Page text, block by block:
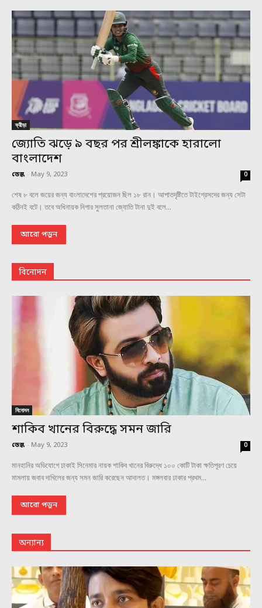
ক্রীড়া
জ্যোতি ঝড়ে ৯ বছর পর শ্রীলঙ্কাকে হারালো
বাংলাদেশ
ডেস্ক - May 9, 2023 0
শেষ ৮ বলে জয়ের জন্য বাংলাদেশের প্রয়োজন ছিল ১৮ রান। আপাতদৃষ্টিতে টাইগ্রেসদের জন্য সেটা
কঠিনই বটে। তবে অধিনায়ক নিগার সুলতানা জ্যোতি টানা দুই বলে...
আরো পড়ুন
বিনোদন
বিনোদন
শাকিব খানের বিরুদ্ধে সমন জারি
ডেস্ক - May 9, 2023 0
মানহানির অভিযোগে ঢাকাই সিনেমার নায়ক শাকিব খানের বিরুদ্ধে ১০০ কোটি টাকা ক্ষতিপূরণ চেয়ে
মামলায় জবাব দাখিলের জন্য সমন জারি করেছেন আদালত। মঙ্গলবার ঢাকার প্রথম...
আরো পড়ুন
অন্যান্য